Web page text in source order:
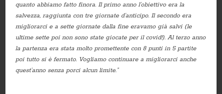
quanto abbiamo fatto finora. Il primo anno l’obiettivo era la
salvezza, raggiunta con tre giornate d’anticipo. Il secondo era
migliorarci e a sette giornate dalla fine eravamo già salvi (le
ultime sette poi non sono state giocate per il covid!). Al terzo anno
la partenza era stata molto promettente con 8 punti in 5 partite
poi tutto si è fermato. Vogliamo continuare a migliorarci anche
quest’anno senza porci alcun limite.”